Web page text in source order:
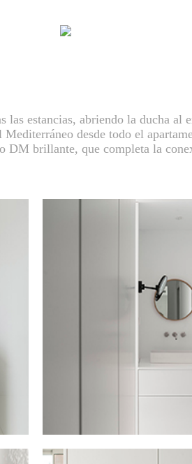
las estancias, abriendo la ducha al
desde todo el
DM brillante, que completa la